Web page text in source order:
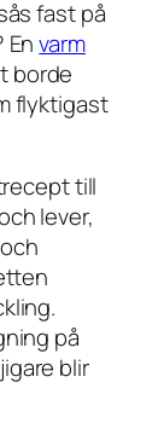
fast på
Envarm
borde
flyktigast
till
lever,
på
blir